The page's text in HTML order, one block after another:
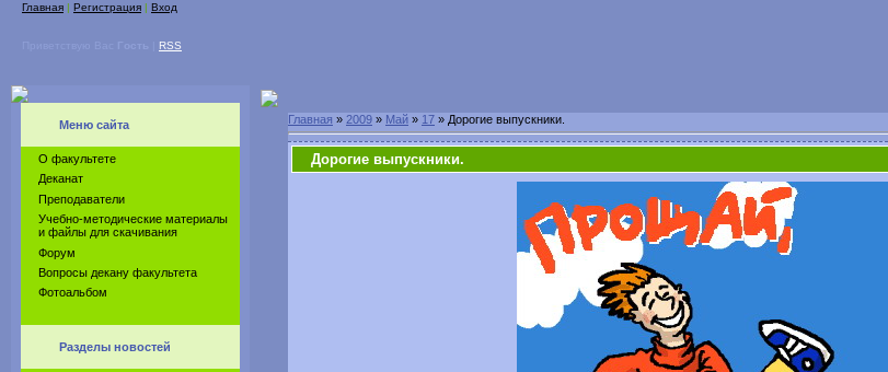
Главная | Регистрация | Вход
RSS
Меню сайта
О факультете
Деканат
Преподаватели
Учебно-методические материалы
и файлы для скачивания
Форум
Вопросы декану факультета
Фотоальбом
Разделы новостей
Главная » 2009 » Май » 17 » Дорогие выпускники.
Дорогие выпускники.